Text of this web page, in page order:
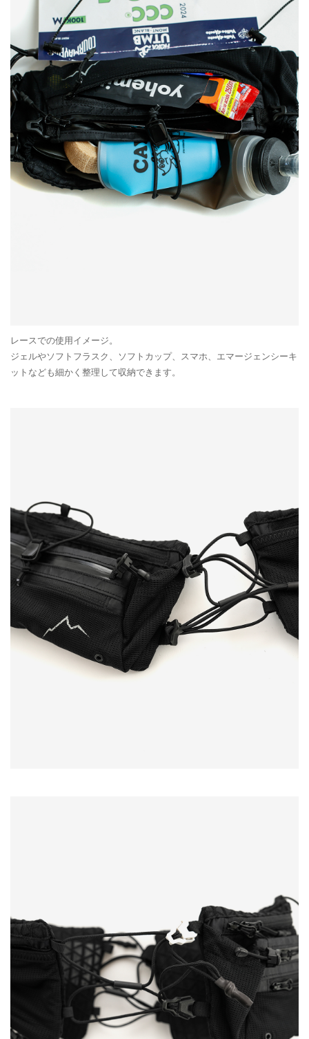
レースでの使用イメージ。
ジェルやソフトフラスク、ソフトカップ、スマホ、エマージェンシーキ
ットなども細かく整理して収納できます。